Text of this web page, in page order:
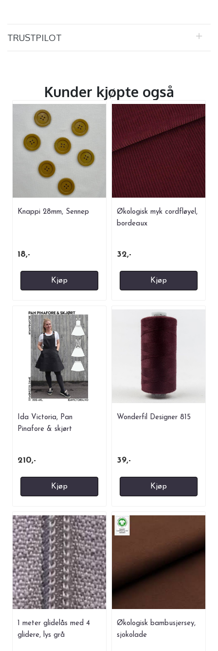
TRUSTPILOT
Kunder kjøpte også
Knappi 28mm, Sennep
18,-
Kjøp
Økologisk myk cordfløyel,
bordeaux
32,-
Kjøp
Ida Victoria, Pan
Pinafore & skjørt
210,-
Kjøp
Wonderfil Designer 815
39,-
Kjøp
1 meter glidelås med 4
glidere, lys grå
Økologisk bambusjersey,
sjokolade